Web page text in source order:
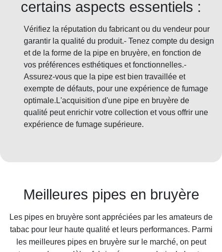
certains aspects essentiels :
Vérifiez la réputation du fabricant ou du vendeur pour
garantir la qualité du produit.- Tenez compte du design
et de la forme de la pipe en bruyère, en fonction de
vos préférences esthétiques et fonctionnelles.-
Assurez-vous que la pipe est bien travaillée et
exempte de défauts, pour une expérience de fumage
optimale.L'acquisition d'une pipe en bruyère de
qualité peut enrichir votre collection et vous offrir une
expérience de fumage supérieure.
Meilleures pipes en bruyère
Les pipes en bruyère sont appréciées par les amateurs de
tabac pour leur haute qualité et leurs performances. Parmi
les meilleures pipes en bruyère sur le marché, on peut